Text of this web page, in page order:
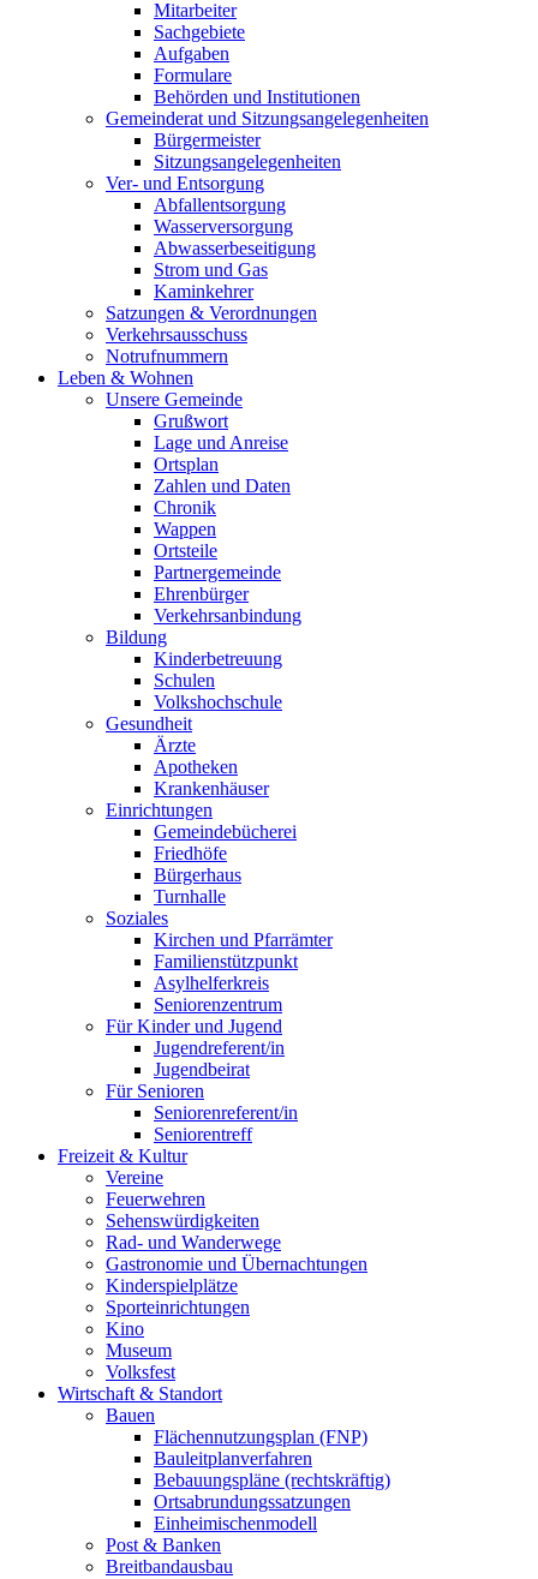
Mitarbeiter
Sachgebiete
Aufgaben
Formulare
Behörden und Institutionen
Gemeinderat und Sitzungsangelegenheiten
Bürgermeister
Sitzungsangelegenheiten
Ver- und Entsorgung
Abfallentsorgung
Wasserversorgung
Abwasserbeseitigung
Strom und Gas
Kaminkehrer
Satzungen & Verordnungen
Verkehrsausschuss
Notrufnummern
Leben & Wohnen
Unsere Gemeinde
Grußwort
Lage und Anreise
Ortsplan
Zahlen und Daten
Chronik
Wappen
Ortsteile
Partnergemeinde
Ehrenbürger
Verkehrsanbindung
Bildung
Kinderbetreuung
Schulen
Volkshochschule
Gesundheit
Ärzte
Apotheken
Krankenhäuser
Einrichtungen
Gemeindebücherei
Friedhöfe
Bürgerhaus
Turnhalle
Soziales
Kirchen und Pfarrämter
Familienstützpunkt
Asylhelferkreis
Seniorenzentrum
Für Kinder und Jugend
Jugendreferent/in
Jugendbeirat
Für Senioren
Seniorenreferent/in
Seniorentreff
Freizeit & Kultur
Vereine
Feuerwehren
Sehenswürdigkeiten
Rad- und Wanderwege
Gastronomie und Übernachtungen
Kinderspielplätze
Sporteinrichtungen
Kino
Museum
Volksfest
Wirtschaft & Standort
Bauen
Flächennutzungsplan (FNP)
Bauleitplanverfahren
Bebauungspläne (rechtskräftig)
Ortsabrundungssatzungen
Einheimischenmodell
Post & Banken
Breitbandausbau